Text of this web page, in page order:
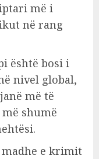
më i
në rang
është bosi i
nivel global,
më të
shumë
madhe e krimit